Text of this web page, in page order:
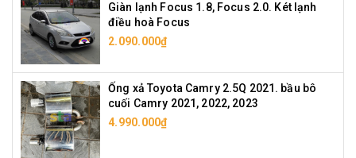
Giàn lạnh Focus 1.8, Focus 2.0. Két lạnh
điều hoà Focus
2.090.000₫
Ống xả Toyota Camry 2.5Q 2021. bầu bô
cuối Camry 2021, 2022, 2023
4.990.000₫